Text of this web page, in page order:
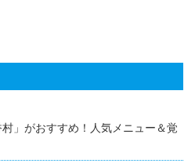
」がおすすめ！人気メニュー＆覚